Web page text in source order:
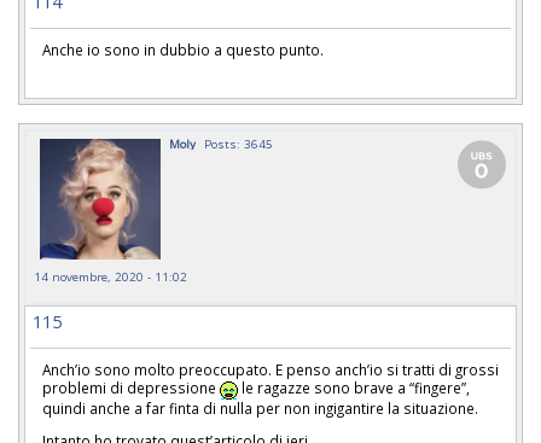
Anche io sono in dubbio a questo punto.
Moly Posts: 3645
14 novembre, 2020 - 11:02
115
Anch’io sono molto preoccupato. E penso anch’io si tratti di grossi
problemi di depressione
le ragazze sono brave a “fingere”,
quindi anche a far finta di nulla per non ingigantire la situazione.